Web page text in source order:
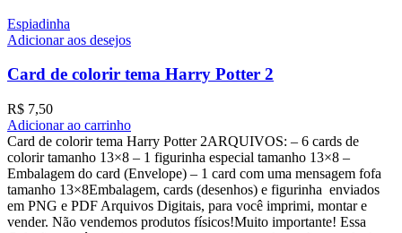
Espiadinha
Adicionar aos desejos
Card de colorir tema Harry Potter 2
R$ 7,50
Adicionar ao carrinho
Card de colorir tema Harry Potter 2ARQUIVOS: – 6 cards de
colorir tamanho 13×8 – ⁠1 figurinha especial tamanho 13×8 –
⁠Embalagem do card (Envelope) – ⁠1 card com uma mensagem fofa
tamanho 13×8Embalagem, cards (desenhos) e figurinha enviados
em PNG e PDF Arquivos Digitais, para você imprimi, montar e
vender. Não vendemos produtos físicos!Muito importante! Essa